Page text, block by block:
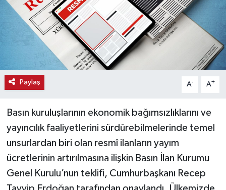
Paylaş A- A+
Basın kuruluşlarının ekonomik bağımsızlıklarını ve
yayıncılık faaliyetlerini sürdürebilmelerinde temel
unsurlardan biri olan resmî ilanların yayım
ücretlerinin artırılmasına ilişkin Basın İlan Kurumu
Genel Kurulu’nun teklifi, Cumhurbaşkanı Recep
Kültür-Sanat
Magazin
Resmi İlanlar
Sağlık
Seri İlan
Siyaset
Spor
Teknoloji